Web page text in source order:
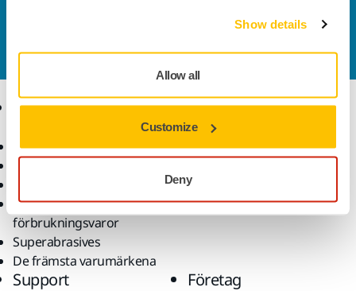
Show details
Allow all
Customize
Deny
så besvarar vår
kundservice gärna dina frågor.
Produkter
Maskiner
Dammfri slipning
Tillbehör och
förbrukningsvaror
Superabrasives
De främsta varumärkena
Kunskap
Branscher
Lösningar
Support Företag